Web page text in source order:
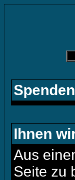
Ihnen
Aus
Seite zu